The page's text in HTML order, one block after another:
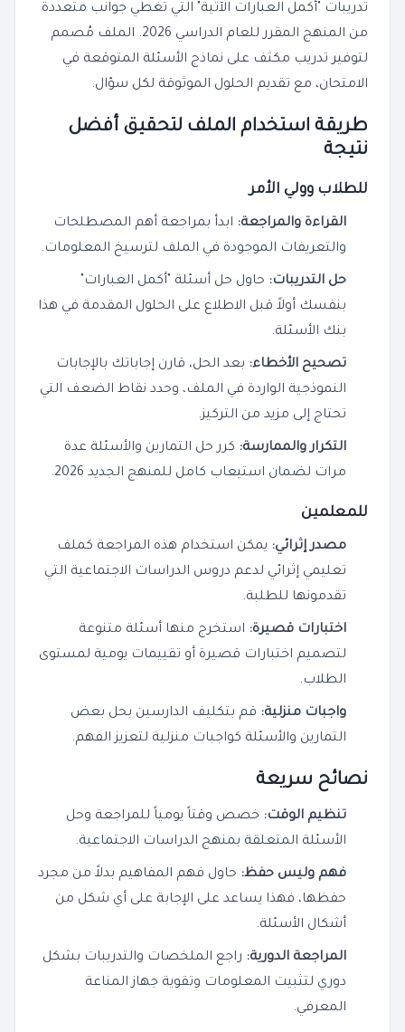
تدريبات "أكمل العبارات الآتية" التي تغطي جوانب متعددة
من المنهج المقرر للعام الدراسي 2026. الملف مُصمم
لتوفير تدريب مكثف على نماذج الأسئلة المتوقعة في
الامتحان، مع تقديم الحلول الموثوقة لكل سؤال.
طريقة استخدام الملف لتحقيق أفضل
نتيجة
للطلاب وولي الأمر
القراءة والمراجعة: ابدأ بمراجعة أهم المصطلحات
والتعريفات الموجودة في الملف لترسيخ المعلومات.
حل التدريبات: حاول حل أسئلة "أكمل العبارات"
بنفسك أولاً قبل الاطلاع على الحلول المقدمة في هذا
بنك الأسئلة.
تصحيح الأخطاء: بعد الحل، قارن إجاباتك بالإجابات
النموذجية الواردة في الملف، وحدد نقاط الضعف التي
تحتاج إلى مزيد من التركيز.
التكرار والممارسة: كرر حل التمارين والأسئلة عدة
مرات لضمان استيعاب كامل للمنهج الجديد 2026.
للمعلمين
مصدر إثرائي: يمكن استخدام هذه المراجعة كملف
تعليمي إثرائي لدعم دروس الدراسات الاجتماعية التي
تقدمونها للطلبة.
اختبارات قصيرة: استخرج منها أسئلة متنوعة
لتصميم اختبارات قصيرة أو تقييمات يومية لمستوى
الطلاب.
واجبات منزلية: قم بتكليف الدارسين بحل بعض
التمارين والأسئلة كواجبات منزلية لتعزيز الفهم.
نصائح سريعة
تنظيم الوقت: خصص وقتاً يومياً للمراجعة وحل
الأسئلة المتعلقة بمنهج الدراسات الاجتماعية.
فهم وليس حفظ: حاول فهم المفاهيم بدلاً من مجرد
حفظها، فهذا يساعد على الإجابة على أي شكل من
أشكال الأسئلة.
المراجعة الدورية: راجع الملخصات والتدريبات بشكل
دوري لتثبيت المعلومات وتقوية جهاز المناعة
المعرفي.